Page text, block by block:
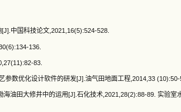
中国科技论文,2021,16(5):524-528.
136.
83.
数优化设计软件的研发[J].油气田地面工程,2014,33 (10):50-
油田大修井中的运用[J].石化技术,2021,28(2):88-89. 实验